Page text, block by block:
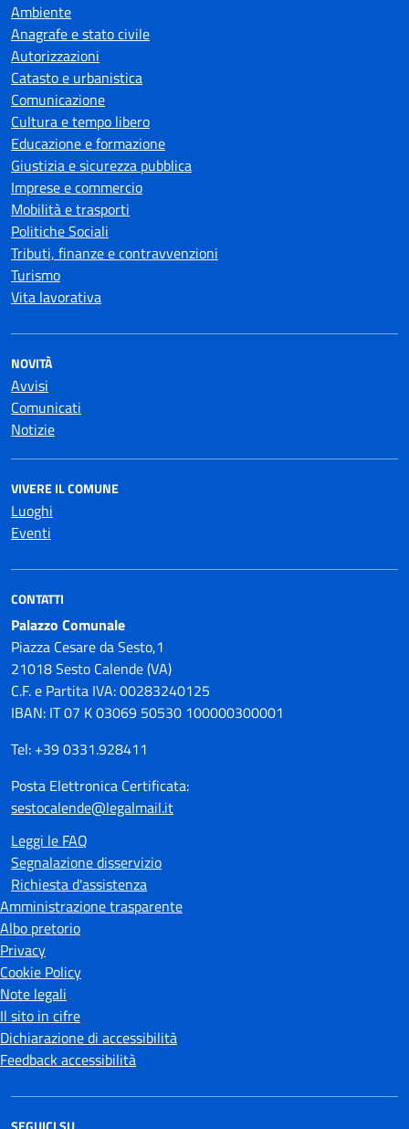
Ambiente
Anagrafe e stato civile
Autorizzazioni
Catasto e urbanistica
Comunicazione
Cultura e tempo libero
Educazione e formazione
Giustizia e sicurezza pubblica
Imprese e commercio
Mobilità e trasporti
Politiche Sociali
Tributi, finanze e contravvenzioni
Turismo
Vita lavorativa
NOVITÀ
Avvisi
Comunicati
Notizie
VIVERE IL COMUNE
Luoghi
Eventi
CONTATTI
Palazzo Comunale
Piazza Cesare da Sesto,1
21018 Sesto Calende (VA)
C.F. e Partita IVA: 00283240125
IBAN: IT 07 K 03069 50530 100000300001
Tel: +39 0331.928411
Posta Elettronica Certificata:
sestocalende@legalmail.it
Leggi le FAQ
Segnalazione disservizio
Richiesta d'assistenza
Amministrazione trasparente
Albo pretorio
Privacy
Cookie Policy
Note legali
Il sito in cifre
Dichiarazione di accessibilità
Feedback accessibilità